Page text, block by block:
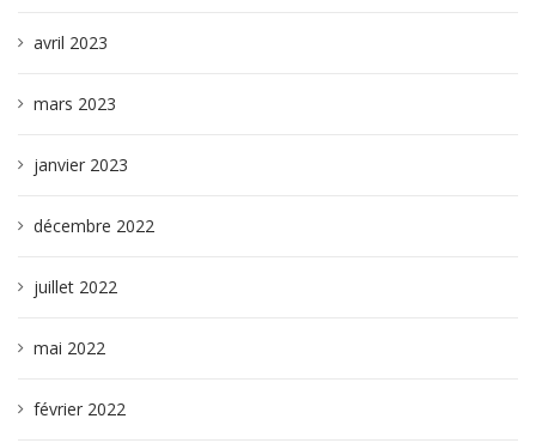
avril 2023
mars 2023
janvier 2023
décembre 2022
juillet 2022
mai 2022
février 2022